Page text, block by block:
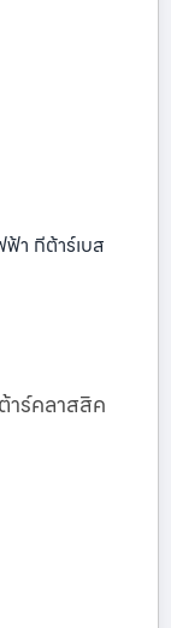
ฟ้า กีต้าร์เบส
าร์คลาสสิค